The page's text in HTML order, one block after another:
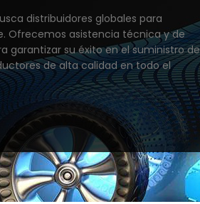
distribuidores globales para
Ofrecemos asistencia técnica y de
garantizar su éxito en el suministro de
de alta calidad en todo el